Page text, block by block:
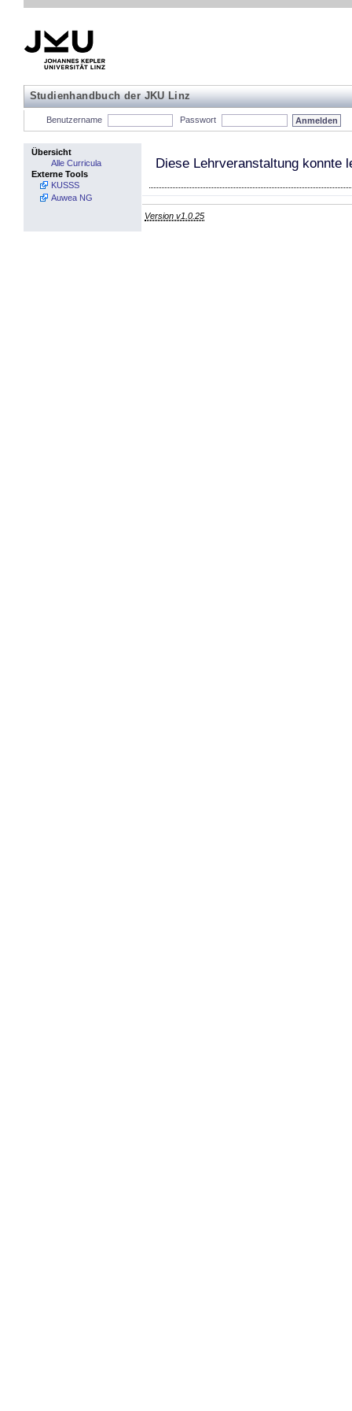
Studienhandbuch der JKU Linz
Benutzername Passwort
Übersicht
Alle Curricula
Externe Tools
KUSSS
Auwea NG
Diese Lehrveranstaltung konnte
Version v1.0.25